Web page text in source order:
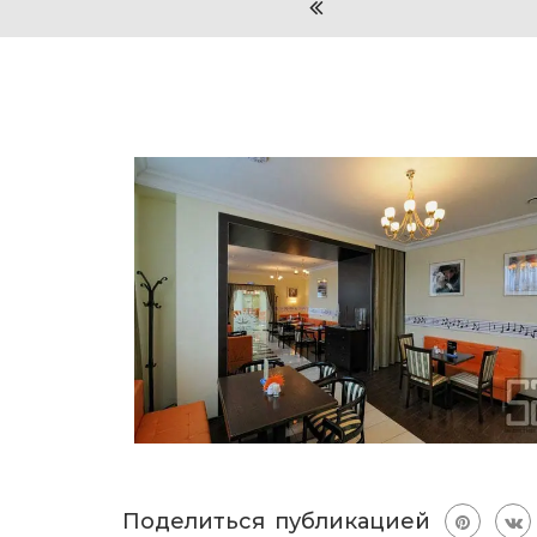
Поделиться публикацией